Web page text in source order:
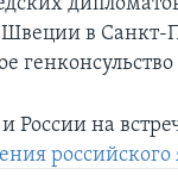
Швеции в Санкт-
генконсульство
России на